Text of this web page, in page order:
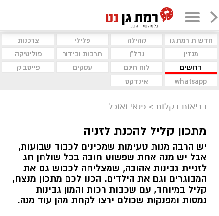
חדשות רמת גן קהילה פלילי
צרכנות
מגזין
נדל"ן תרבות ובידור
פוליטיקה
דרושים
לוח חינם עסקים
פייסבוק
whatsapp
אינדקס
בריאות בקלות > פנאי ואוכל
מתכון קליל להכנת לזניה
יש הרבה מנות טעימות שמכינים לכבוד שבועות,
אבל יש מנה אחת שפשוט חובה בכל שולחן חג
לזניית גבינות אהובה, שמצליחה לכבוש גם את
המבוגרים וגם את הילדים. הכנו לכם מתכון מנצח,
קליל במיוחד, עם שכבות רכות והמון גבינות
נמסות ומפנקות שכולם ירצו לקחת מהן עוד מנה.